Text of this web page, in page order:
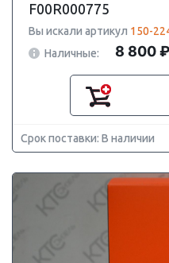
F00R000775
Вы искали артикул 150-
Наличные:
8 800 ₽
Срок поставки: В наличии